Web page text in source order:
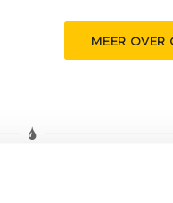
MEER OVER